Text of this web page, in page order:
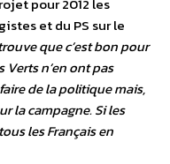
pour 2012 les
et du PS sur le
que c’est bon pour
Verts n’en ont pas
de la politique mais,
la campagne. Si les
les Français en